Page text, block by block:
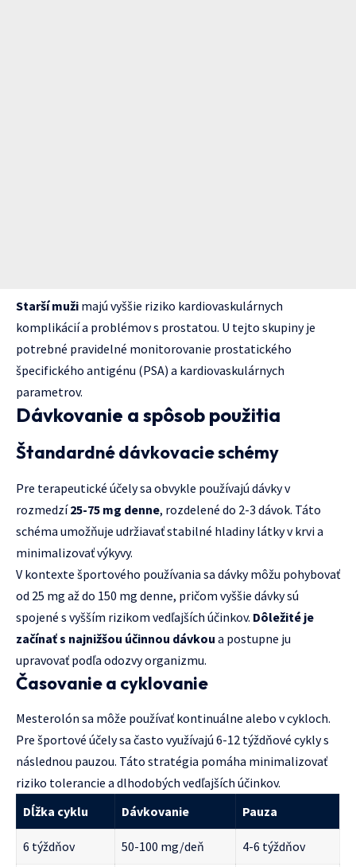
Starší muži majú vyššie riziko kardiovaskulárnych
komplikácií a problémov s prostatou. U tejto skupiny je
potrebné pravidelné monitorovanie prostatického
špecifického antigénu (PSA) a kardiovaskulárnych
parametrov.
Dávkovanie a spôsob použitia
Štandardné dávkovacie schémy
Pre terapeutické účely sa obvykle používajú dávky v
rozmedzí25-75 mg denne, rozdelené do 2-3 dávok. Táto
schéma umožňuje udržiavať stabilné hladiny látky v krvi a
minimalizovať výkyvy.
V kontexte športového používania sa dávky môžu pohybovať
od 25 mg až do 150 mg denne, pričom vyššie dávky sú
spojené s vyšším rizikom vedľajších účinkov. Dôležité je
začínať s najnižšou účinnou dávkou a postupne ju
upravovať podľa odozvy organizmu.
Časovanie a cyklovanie
Mesterolón sa môže používať kontinuálne alebo v cykloch.
Pre športové účely sa často využívajú 6-12 týždňové cykly s
následnou pauzou. Táto stratégia pomáha minimalizovať
riziko tolerancie a dlhodobých vedľajších účinkov.
Dĺžka cyklu
Dávkovanie Pauza
6 týždňov 50-100 mg/deň 4-6 týždňov